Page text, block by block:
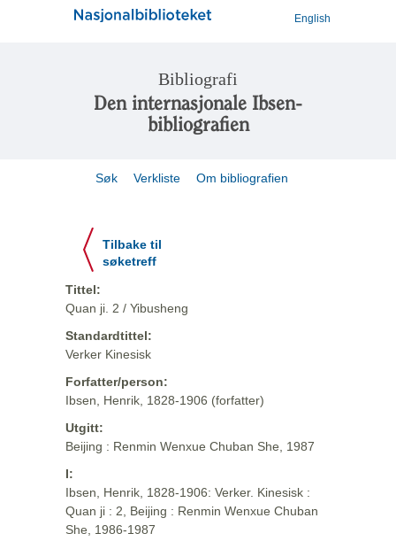
English
Bibliografi
Den internasjonale Ibsen-
bibliografien
Søk Verkliste Om bibliografien
Tilbake til
søketreff
Tittel:
Quan ji. 2 / Yibusheng
Standardtittel:
Verker Kinesisk
Forfatter/person:
Ibsen, Henrik, 1828-1906 (forfatter)
Utgitt:
Beijing : Renmin Wenxue Chuban She, 1987
I:
Ibsen, Henrik, 1828-1906: Verker. Kinesisk :
Quan ji : 2, Beijing : Renmin Wenxue Chuban
She, 1986-1987